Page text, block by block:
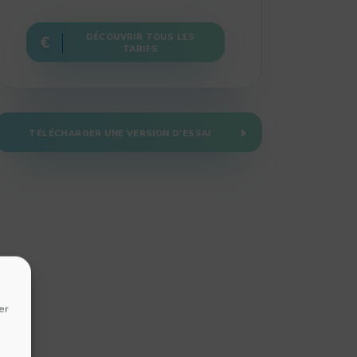
DÉCOUVRIR TOUS LES
TARIFS
TÉLÉCHARGER UNE VERSION D'ESSAI